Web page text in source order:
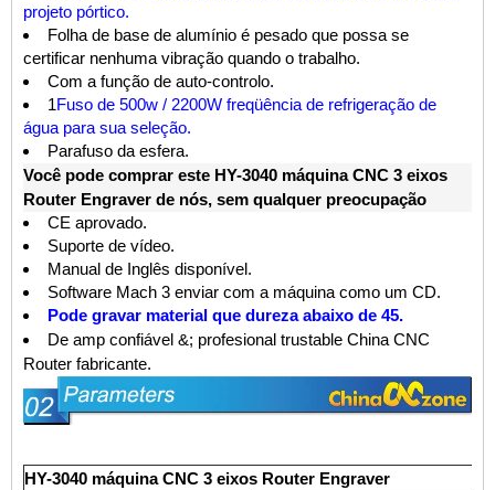
projeto pórtico.
Folha de base de alumínio é pesado que possa se
certificar nenhuma vibração quando o trabalho.
Com a função de auto-controlo.
1Fuso de 500w / 2200W freqüência de refrigeração de
água para sua seleção.
Parafuso da esfera.
Você pode comprar este HY-3040 máquina CNC 3 eixos
Router Engraver de nós, sem qualquer preocupação
CE aprovado.
Suporte de vídeo.
Manual de Inglês disponível.
Software Mach 3 enviar com a máquina como um CD.
Pode gravar material que dureza abaixo de 45.
De amp confiável &; profesional trustable China CNC
Router fabricante.
HY-3040 máquina CNC 3 eixos Router Engraver